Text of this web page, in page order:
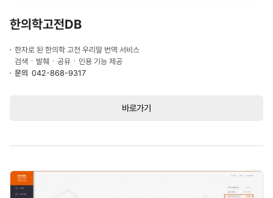
한의학고전DB
한자로 된 한의학 고전 우리말 번역 서비스
검색ㆍ발췌ㆍ공유ㆍ인용 기능 제공
문의
042-868-9317
바로가기